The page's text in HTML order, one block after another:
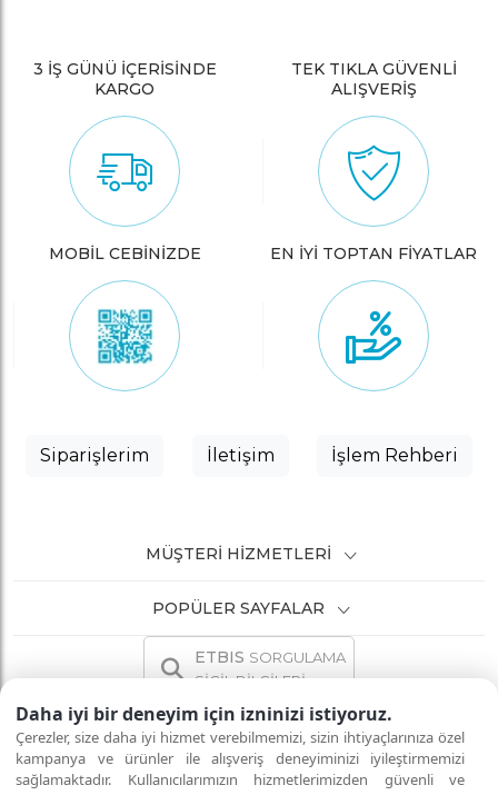
Daha iyi bir deneyim için izninizi istiyoruz.
Çerezler, size daha iyi hizmet verebilmemizi, sizin ihtiyaçlarınıza özel
kampanya ve ürünler ile alışveriş deneyiminizi iyileştirmemizi
sağlamaktadır. Kullanıcılarımızın hizmetlerimizden güvenli ve
3 İŞ GÜNÜ İÇERİSİNDE
KARGO
TEK TIKLA GÜVENLİ
ALIŞVERİŞ
MOBİL CEBİNİZDE EN İYİ TOPTAN FİYATLAR
Siparişlerim İletişim İşlem Rehberi
MÜŞTERI HIZMETLERI
POPÜLER SAYFALAR
ETBIS SORGULAMA
SİCİL BİLGİLERİ
İNTERNETTE GÜVENLİ ALIŞVERİŞ